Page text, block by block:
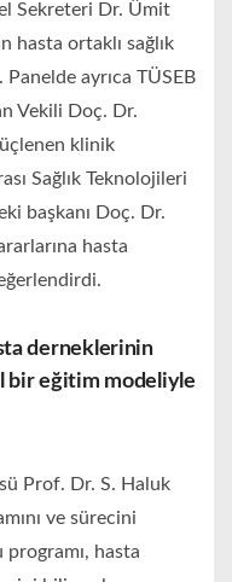
Sekreteri Dr. Ümit
hasta ortaklı sağlık
Panelde ayrıca TÜSEB
Vekili Doç. Dr.
klinik
Sağlık Teknolojileri
başkanı Doç. Dr.
hasta
derneklerinin
bir eğitim modeliyle
Prof. Dr. S. Haluk
ve sürecini
programı, hasta